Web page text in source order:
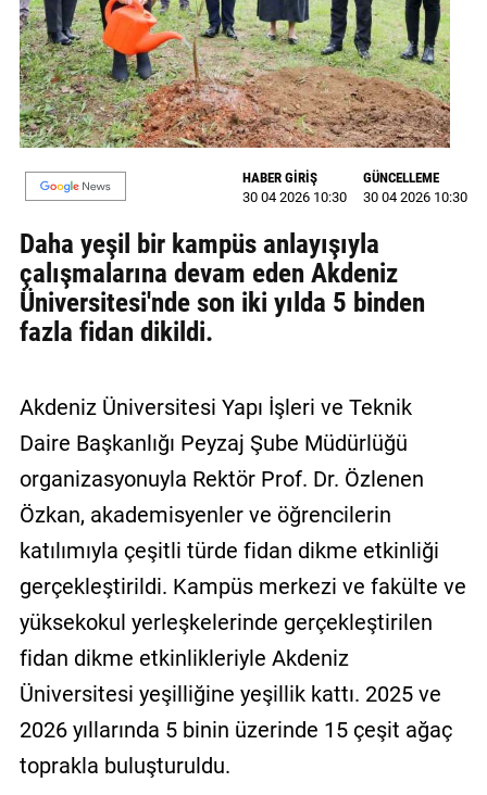
MAGAZİN
GALERİ
VİDEO
YAZARLAR
ULAŞIN
Künye
İletişim
Politikası
HABER GİRİŞ
30 04 2026 10:30
GÜNCELLEME
30 04 2026 10:30
Daha yeşil bir kampüs anlayışıyla
çalışmalarına devam eden Akdeniz
Üniversitesi'nde son iki yılda 5 binden
fazla fidan dikildi.
Akdeniz Üniversitesi Yapı İşleri ve Teknik
Daire Başkanlığı Peyzaj Şube Müdürlüğü
organizasyonuyla Rektör Prof. Dr. Özlenen
Özkan, akademisyenler ve öğrencilerin
katılımıyla çeşitli türde fidan dikme etkinliği
gerçekleştirildi. Kampüs merkezi ve fakülte ve
yüksekokul yerleşkelerinde gerçekleştirilen
fidan dikme etkinlikleriyle Akdeniz
Üniversitesi yeşilliğine yeşillik kattı. 2025 ve
2026 yıllarında 5 binin üzerinde 15 çeşit ağaç
toprakla buluşturuldu.